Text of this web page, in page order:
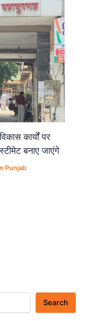
कार्यों पर
बनाए जाएंगे
Punjab
Search